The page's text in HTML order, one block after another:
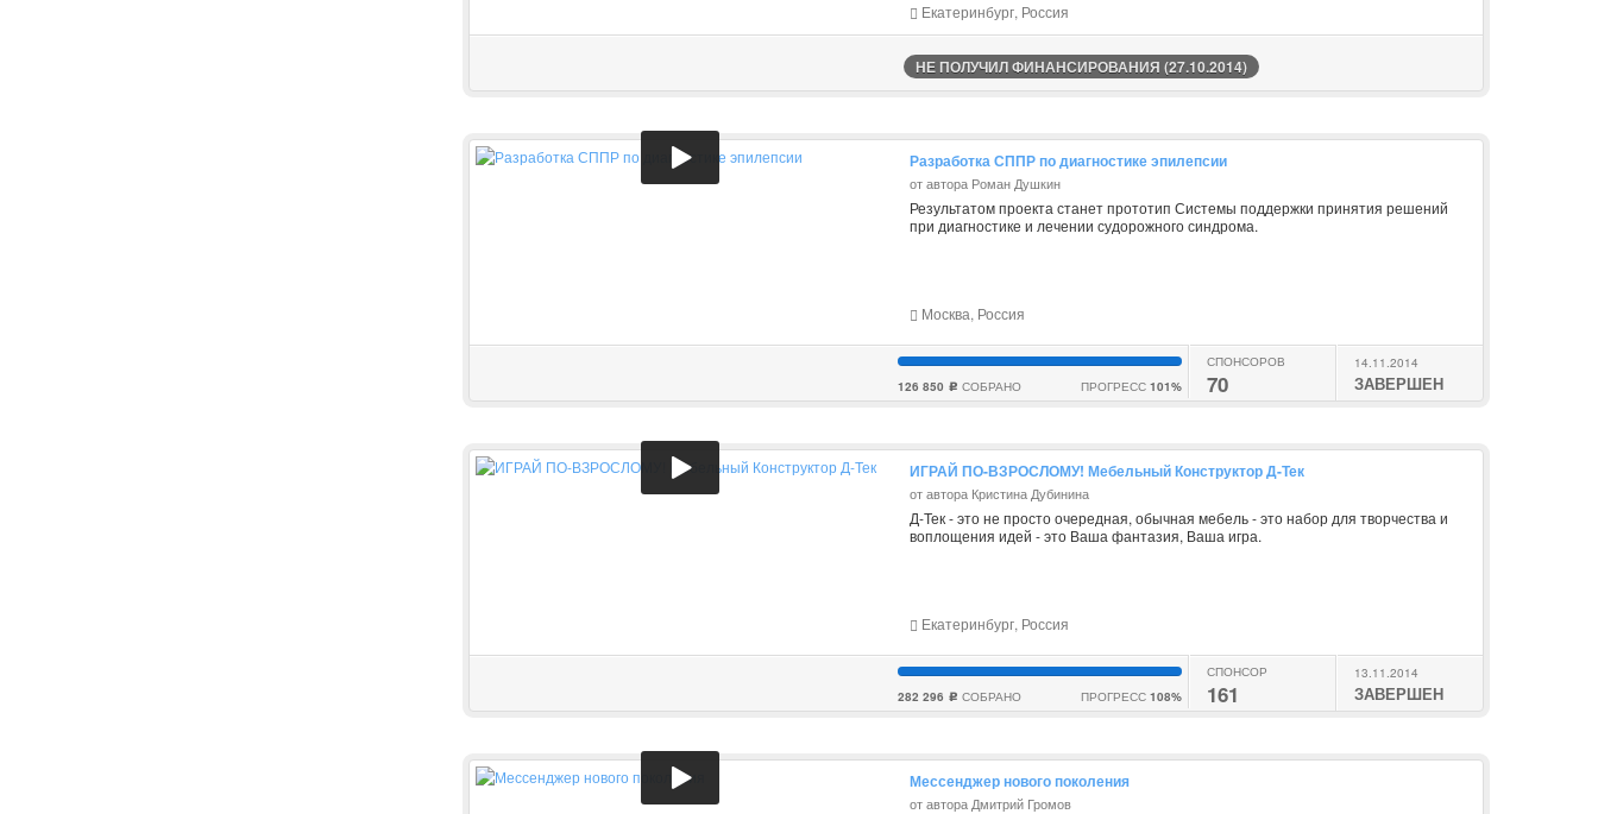
Екатеринбург, Россия
НЕ ПОЛУЧИЛ ФИНАНСИРОВАНИЯ (27.10.2014)
Разработка СППР по диагностике эпилепсии
от автора Роман Душкин
Результатом проекта станет прототип Системы поддержки принятия решений
при диагностике и лечении судорожного синдрома.
Москва, Россия
126 850 c СОБРАНО ПРОГРЕСС 101%
СПОНСОРОВ
70
14.11.2014
ЗАВЕРШЕН
ИГРАЙ ПО-ВЗРОСЛОМУ! Мебельный Конструктор Д-Тек
от автора Кристина Дубинина
Д-Тек - это не просто очередная, обычная мебель - это набор для творчества и
воплощения идей - это Ваша фантазия, Ваша игра.
Екатеринбург, Россия
282 296 c СОБРАНО ПРОГРЕСС 108%
СПОНСОР
161
13.11.2014
ЗАВЕРШЕН
Мессенджер нового поколения
от автора Дмитрий Громов